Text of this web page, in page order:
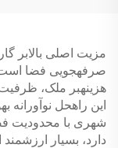
مزیت اصلی بالابر
صرفهجویی فضا است
هزینهبر ملک، ظرفیت
این راهحل نوآورانه
شهری با محدودیت
دارد، بسیار